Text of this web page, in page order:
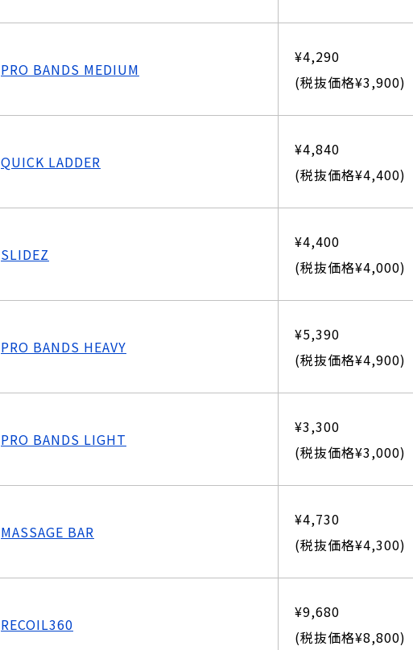
PRO BANDS MEDIUM
¥4,290
(税抜価格¥3,900)
QUICK LADDER
¥4,840
(税抜価格¥4,400)
SLIDEZ
¥4,400
(税抜価格¥4,000)
PRO BANDS HEAVY
¥5,390
(税抜価格¥4,900)
PRO BANDS LIGHT
¥3,300
(税抜価格¥3,000)
MASSAGE BAR
¥4,730
(税抜価格¥4,300)
RECOIL360
¥9,680
(税抜価格¥8,800)